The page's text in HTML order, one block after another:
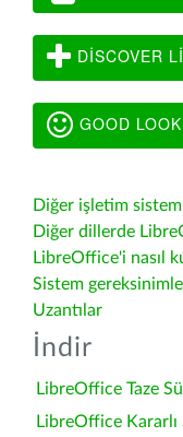
DISCOVER
GOOD
Diğer işletim
Diğer dillerde
LibreOffice'i nasıl
Sistem
Uzantılar
İndir
LibreOffice Taze
LibreOffice Kararlı